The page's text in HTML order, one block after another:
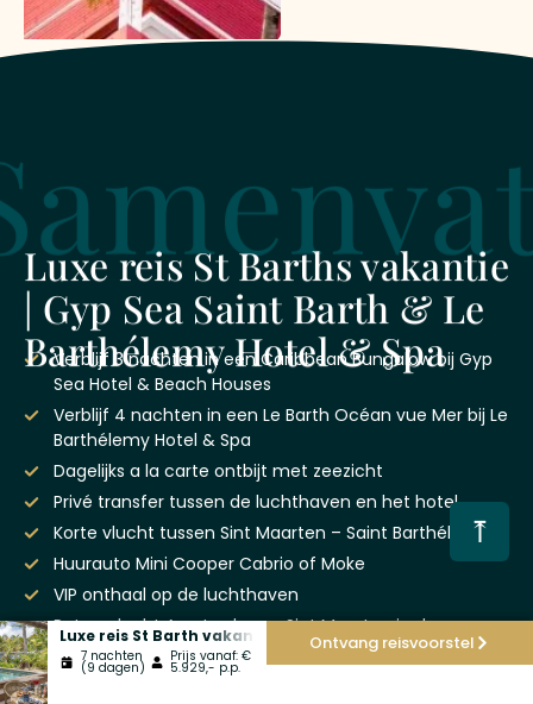
Luxe reis St Barths vakantie
| Gyp Sea Saint Barth & Le
Barthélemy Hotel & Spa
Verblijf 3 nachten in een Caribbean Bungalow bij Gyp
Sea Hotel & Beach Houses
Verblijf 4 nachten in een Le Barth Océan vue Mer bij Le
Barthélemy Hotel & Spa
Dagelijks a la carte ontbijt met zeezicht
Privé transfer tussen de luchthaven en het hotel
Korte vlucht tussen Sint Maarten – Saint Barthélemy
Huurauto Mini Cooper Cabrio of Moke
VIP onthaal op de luchthaven
Retourvlucht Amsterdam – Sint Maarten in de
Economy Class inclusief ruimbagage
Mogelijkheid tot
upgraden kamer
Luxe reis St Barth vakantie | Gyp Sea Saint Barth & Le
7 nachten
(9 dagen)
Prijs vanaf: €
5.929,- p.p.
Ontvang reisvoorstel
⤒